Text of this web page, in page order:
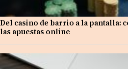
Del casino de barrio a la pantalla:
las apuestas online